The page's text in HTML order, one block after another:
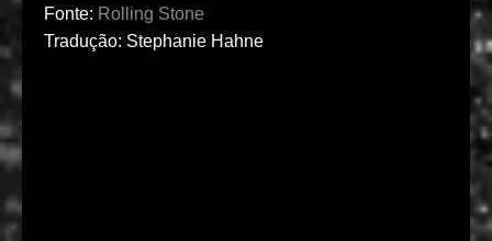
Fonte: Rolling Stone
Tradução: Stephanie Hahne